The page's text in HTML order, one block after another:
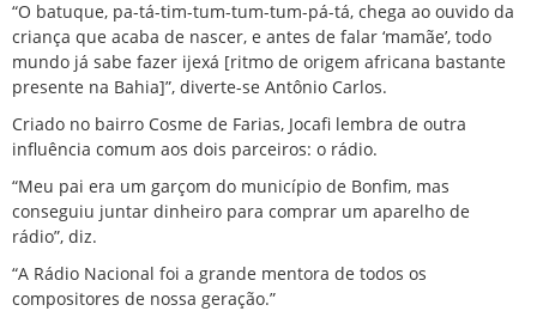
“O batuque, pa-tá-tim-tum-tum-tum-pá-tá, chega ao ouvido da
criança que acaba de nascer, e antes de falar ‘mamãe’, todo
mundo já sabe fazer ijexá [ritmo de origem africana bastante
presente na Bahia]”, diverte-se Antônio Carlos.
Criado no bairro Cosme de Farias, Jocafi lembra de outra
influência comum aos dois parceiros: o rádio.
“Meu pai era um garçom do município de Bonfim, mas
conseguiu juntar dinheiro para comprar um aparelho de
rádio”, diz.
“A Rádio Nacional foi a grande mentora de todos os
compositores de nossa geração.”